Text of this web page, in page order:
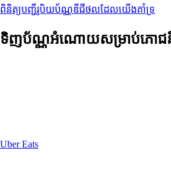
ពិនិត្យបញ្ជីរូបិយប័ណ្ណឌីជីថលដែលយើងគាំទ្រ
ទិញប័ណ្ណអំណោយសម្រាប់ភោជនី
Uber Eats